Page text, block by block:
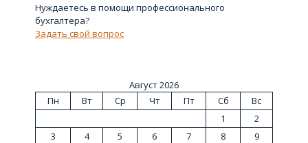
Нуждаетесь в помощи профессионального
бухгалтера?
Задать свой вопрос
Август 2026
Пн
Вт Ср Чт Пт Сб
Вс
1
2
3
4 5 6 7 8
9